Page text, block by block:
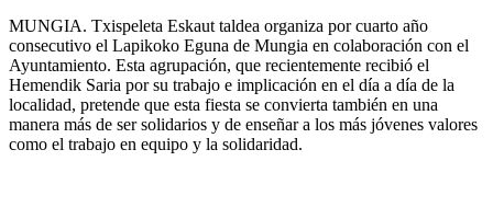
MUNGIA. Txispeleta Eskaut taldea organiza por cuarto año
consecutivo el Lapikoko Eguna de Mungia en colaboración con el
Ayuntamiento. Esta agrupación, que recientemente recibió el
Hemendik Saria por su trabajo e implicación en el día a día de la
localidad, pretende que esta fiesta se convierta también en una
manera más de ser solidarios y de enseñar a los más jóvenes valores
como el trabajo en equipo y la solidaridad.